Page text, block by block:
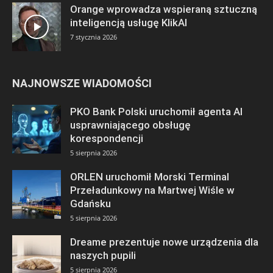
Orange wprowadza wspieraną sztuczną
inteligencją usługę KlikAI
7 stycznia 2026
NAJNOWSZE WIADOMOŚCI
PKO Bank Polski uruchomił agenta AI
usprawniającego obsługę
korespondencji
5 sierpnia 2026
ORLEN uruchomił Morski Terminal
Przeładunkowy na Martwej Wiśle w
Gdańsku
5 sierpnia 2026
Dreame prezentuje nowe urządzenia dla
naszych pupili
5 sierpnia 2026